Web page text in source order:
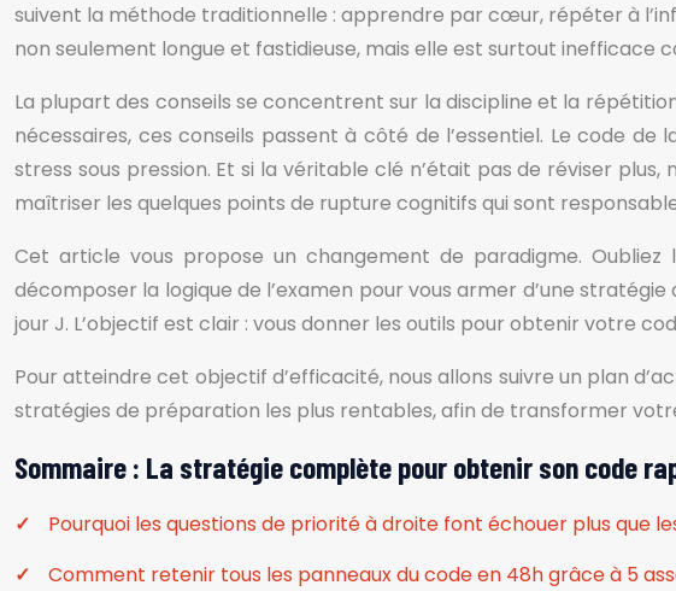
suivent la méthode traditionnelle : apprendre par cœur, répéter à
non seulement longue et fastidieuse, mais elle est surtout inefficace
La plupart des conseils se concentrent sur la discipline et la
nécessaires, ces conseils passent à côté de l’essentiel. Le code
stress sous pression. Et si la véritable clé n’était pas de réviser
maîtriser les quelques points de rupture cognitifs qui sont
Cet article vous propose un changement de paradigme.
décomposer la logique de l’examen pour vous armer d’une
jour J. L’objectif est clair : vous donner les outils pour obtenir votre
Pour atteindre cet objectif d’efficacité, nous allons suivre un plan
stratégies de préparation les plus rentables, afin de transformer
Sommaire : La stratégie complète pour obtenir son code
Pourquoi les questions de priorité à droite font échouer plus que
Comment retenir tous les panneaux du code en 48h grâce à 5